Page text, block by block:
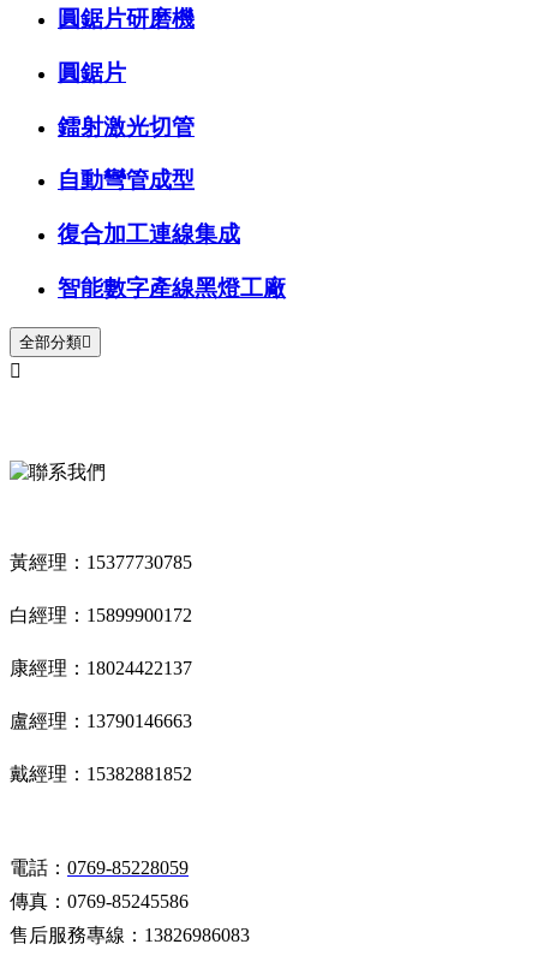
圓鋸片研磨機
圓鋸片
鐳射激光切管
自動彎管成型
復合加工連線集成
智能數字產線黑燈工廠
全部分類

黃經理：15377730785
白經理：15899900172
康經理：18024422137
盧經理：13790146663
戴經理：15382881852
電話： 0769-85228059
傳真：0769-85245586
售后服務專線：13826986083